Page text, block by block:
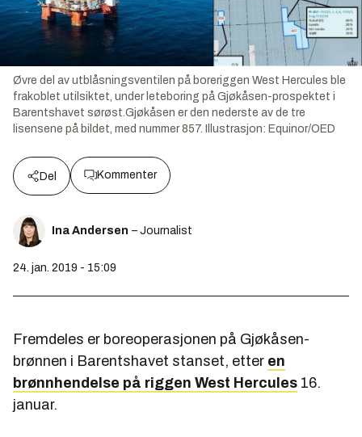
Øvre del av utblåsningsventilen på boreriggen West Hercules ble
frakoblet utilsiktet, under leteboring på Gjøkåsen-prospektet i
Barentshavet sørøst.Gjøkåsen er den nederste av de tre
lisensene på bildet, med nummer 857.
Illustrasjon: Equinor/OED
Del Kommenter
Ina Andersen – Journalist
24. jan. 2019 - 15:09
Fremdeles er boreoperasjonen på Gjøkåsen-
brønnen i Barentshavet stanset, etter en
brønnhendelse på riggen West Hercules 16.
januar.